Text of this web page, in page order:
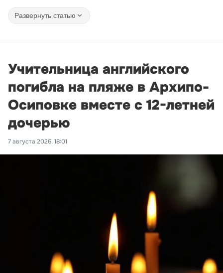
Развернуть статью
Учительница английского
погибла на пляже в Архипо-
Осиповке вместе с 12-летней
дочерью
7 августа 2026, 18:01